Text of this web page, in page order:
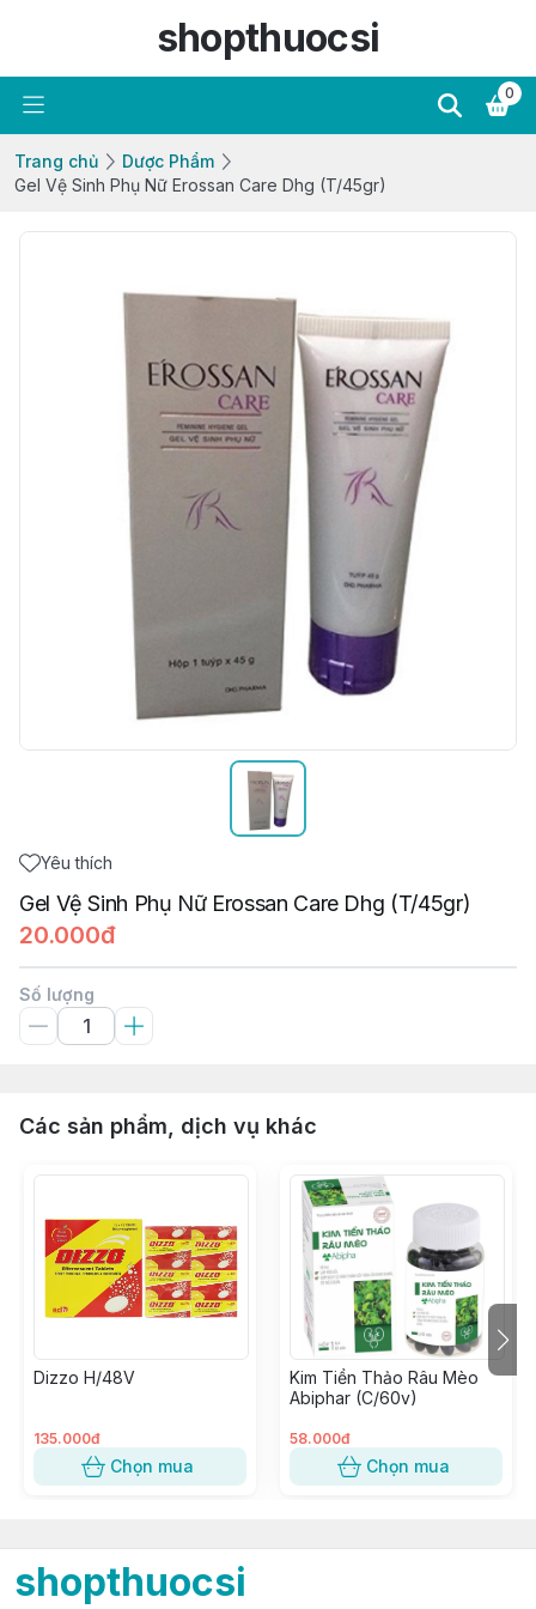
shopthuocsi
0
Trang chủ
Dược Phẩm
Gel Vệ Sinh Phụ Nữ Erossan Care Dhg (T/45gr)
Yêu thích
Gel Vệ Sinh Phụ Nữ Erossan Care Dhg (T/45gr)
20.000đ
Số lượng
Các sản phẩm, dịch vụ khác
Dizzo H/48V
135.000đ
Chọn mua
Kim Tiền Thảo Râu Mèo
Abiphar (C/60v)
58.000đ
Chọn mua
shopthuocsi